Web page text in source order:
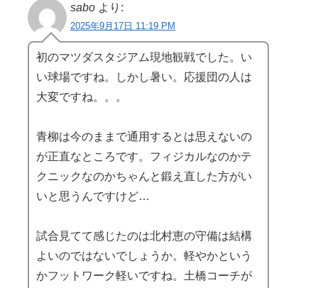
sabo より:
2025年9月17日 11:19 PM
初のマツダスタジアム現地観戦でした。い
い球場ですね。しかし暑い。応援団の人は
大変ですね。。。
青柳は今のままで通用するとは思えないの
が正直なところです。フィジカルなのかテ
クニックなのかちゃんと鍛え直した方がい
いと思うんですけど…
試合見てて感じたのは北村恵の守備は結構
よいのではないでしょうか。軽やかという
かフットワーク軽いですね。土橋コーチが